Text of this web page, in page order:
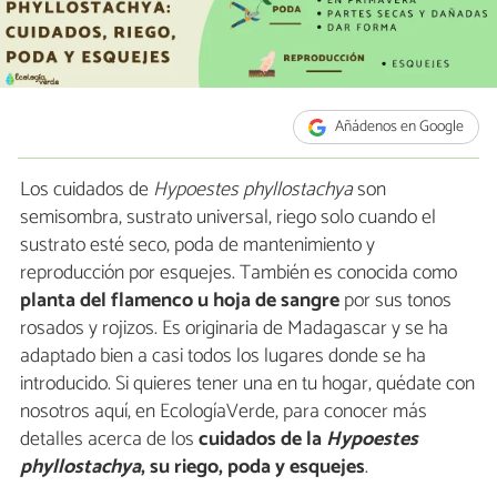
Añádenos en Google
Los cuidados deHypoestes phyllostachyason
semisombra, sustrato universal, riego solo cuando el
sustrato esté seco, poda de mantenimiento y
reproducción por esquejes. También es conocida como
planta del flamenco u hoja de sangrepor sus tonos
rosados y rojizos. Esoriginaria de Madagascar y se ha
adaptado bien a casi todos los lugares donde se ha
introducido. Si quieres tener una en tu hogar, quédate con
nosotros aquí, en EcologíaVerde, para conocer más
detalles acerca de loscuidados de laHypoestes
phyllostachya, su riego, poda y esquejes.